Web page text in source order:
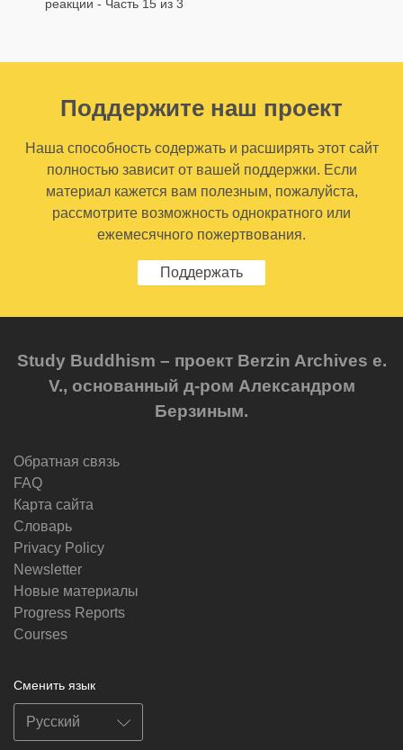
реакции - Часть 15 из 3
Поддержите наш проект
Наша способность содержать и расширять этот сайт
полностью зависит от вашей поддержки. Если
материал кажется вам полезным, пожалуйста,
рассмотрите возможность однократного или
ежемесячного пожертвования.
Поддержать
Study Buddhism – проект Berzin Archives e.
V., основанный д-ром Александром
Берзиным.
Обратная связь
FAQ
Карта сайта
Словарь
Privacy Policy
Newsletter
Новые материалы
Progress Reports
Courses
Сменить язык